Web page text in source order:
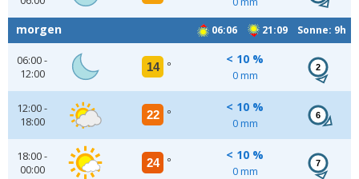
06:06 21:09 Sonne: 9h
morgen
06:00 -
12:00
14 °
< 10 %
0 mm
2
12:00 -
18:00
22 °
< 10 %
0 mm
6
18:00 -
00:00
24 °
< 10 %
0 mm
7